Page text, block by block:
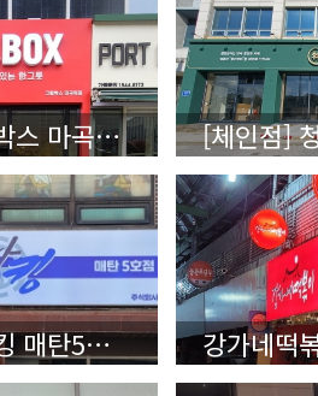
[체인점] 그릴박스 마곡역점 - 상세보기 (클릭)
[체인점] 바다킹 매탄5호점 - 상세보기 (클릭)